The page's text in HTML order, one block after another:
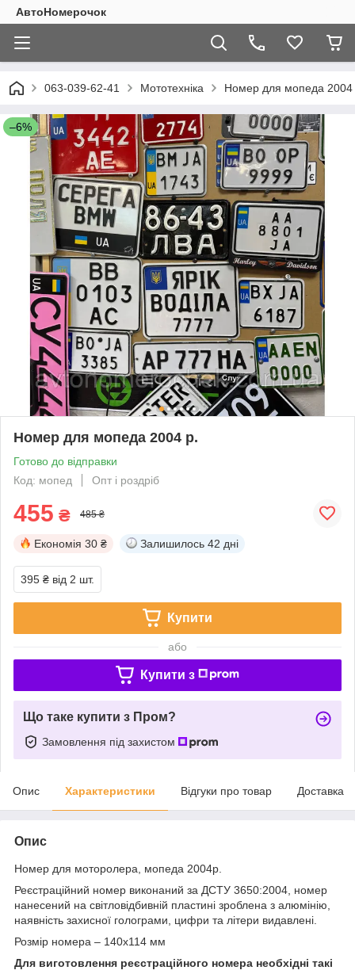
АвтоНомерочок
063-039-62-41 Мототехніка Номер для мопеда 2004
–6%
Номер для мопеда 2004 р.
Готово до відправки
Код: мопед
Опт і роздріб
455 ₴ 485 ₴
Економія 30 ₴ Залишилось 42 дні
395 ₴ від 2 шт.
Купити
або
Купити з
Що таке купити з Пром?
Замовлення під захистом
Опис Характеристики Відгуки про товар Доставка
Опис
Номер для моторолера, мопеда 2004р.
Реєстраційний номер виконаний за ДСТУ 3650:2004, номер
нанесений на світловідбивній пластині зроблена з алюмінію,
наявність захисної голограми, цифри та літери видавлені.
Розмір номера – 140х114 мм
Для виготовлення реєстраційного номера необхідні такі